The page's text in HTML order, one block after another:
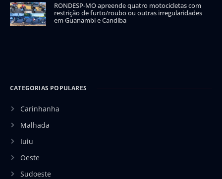
RONDESP-MO apreende quatro motocicletas com
restrição de furto/roubo ou outras irregularidades
em Guanambi e Candiba
CATEGORIAS POPULARES
Carinhanha
Malhada
Iuiu
Oeste
Sudoeste